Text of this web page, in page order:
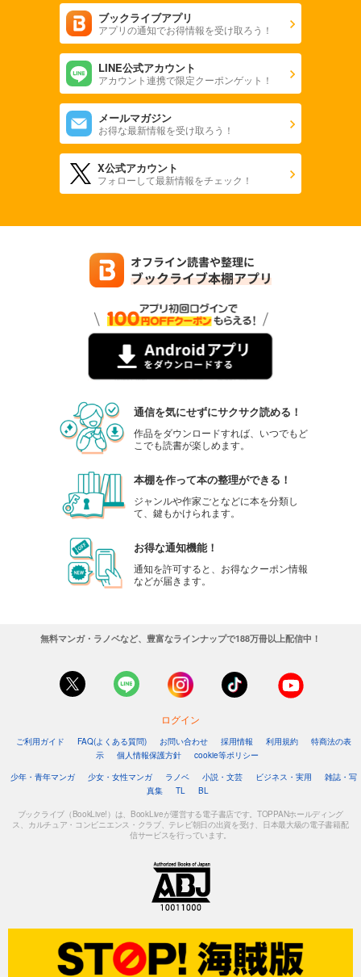
ブックライブアプリ
アプリの通知でお得情報を受け取ろう！
LINE公式アカウント
アカウント連携で限定クーポンゲット！
メールマガジン
お得な最新情報を受け取ろう！
X公式アカウント
フォローして最新情報をチェック！
通信を気にせずにサクサク読める！
作品をダウンロードすれば、いつでもど
こでも読書が楽しめます。
本棚を作って本の整理ができる！
ジャンルや作家ごとなどに本を分類し
て、鍵もかけられます。
お得な通知機能！
通知を許可すると、お得なクーポン情報
などが届きます。
無料マンガ・ラノベなど、豊富なラインナップで188万冊以上配信中！
ログイン
ご利用ガイド FAQ(よくある質問) お問い合わせ 採用情報 利用規約
特商法の表
示
個人情報保護方針
cookie等ポリシー
少年・青年マンガ
少女・女性マンガ ラノベ 小説・文芸 ビジネス・実用
雑誌・写
真集
TL BL
ブックライブ（BookLive!）は、BookLiveが運営する電子書店です。TOPPANホールディング
ス、カルチュア・コンビニエンス・クラブ、テレビ朝日の出資を受け、日本最大級の電子書籍配
信サービスを行っています。